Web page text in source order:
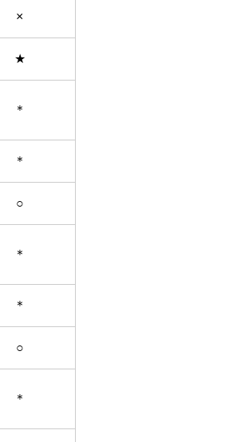
×
★
＊
＊
○
＊
＊
○
＊